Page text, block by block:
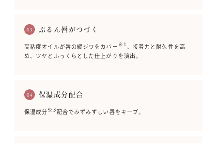
03 ぷるん唇がつづく
高粘度オイルが唇の縦ジワをカバー ※1 。接着力と耐久性を高
め、ツヤとふっくらとした仕上がりを演出。
04 保湿成分配合
保湿成分 ※3 配合でみずみずしい唇をキープ。